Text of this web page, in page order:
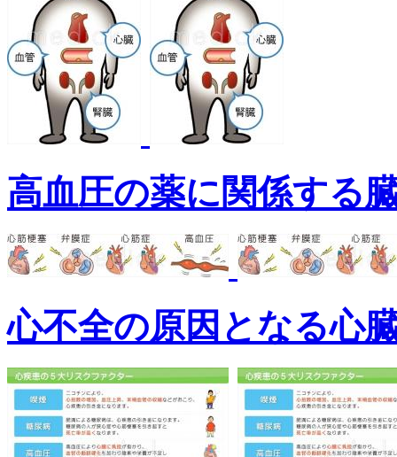
高血圧の薬に関係する
心不全の原因となる心